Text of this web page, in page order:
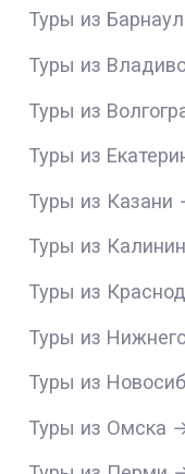
Туры из
Туры из
Туры из
Туры из
Туры из
Туры из
Туры из
Туры из
Туры из
Туры из Омска